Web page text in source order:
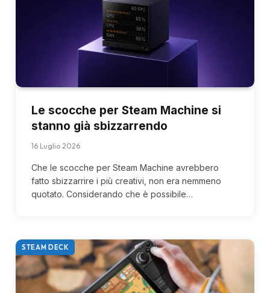
Le scocche per Steam Machine si
stanno già sbizzarrendo
16 Luglio 2026
Che le scocche per Steam Machine avrebbero
fatto sbizzarrire i più creativi, non era nemmeno
quotato. Considerando che è possibile…
STEAM DECK